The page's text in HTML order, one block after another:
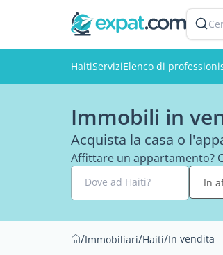
HaitiServiziElenco di
Immobili in
Acquista la casa o
Affittare un appartamento?
Dove ad Haiti? In
/Immobiliari/Haiti/In vendita